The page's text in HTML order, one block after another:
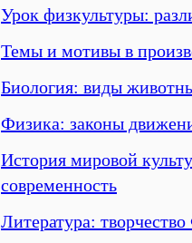
Урок физкультуры:
Темы и мотивы в
Биология: виды
Физика: законы
История мировой
современность
Литература: